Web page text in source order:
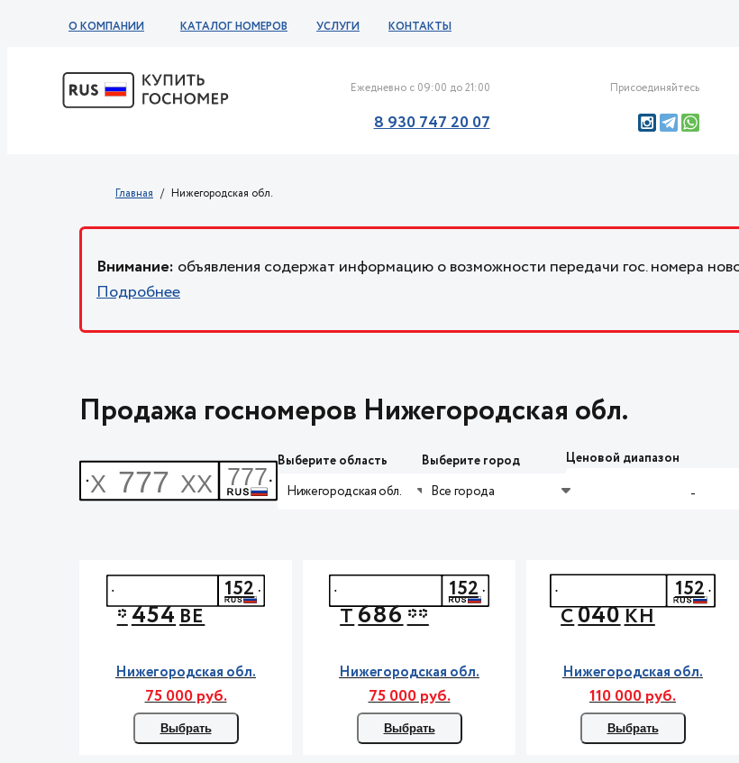
О КОМПАНИИ КАТАЛОГ НОМЕРОВ УСЛУГИ КОНТАКТЫ
Ежедневно с 09:00 до 21:00
8 930 747 20 07
Присоединяйтесь
Главная Нижегородская обл.
Внимание: объявления содержат информацию о возможности передачи гос. номера
Подробнее
Продажа госномеров Нижегородская обл.
Выберите область
Нижегородская обл.
Выберите город
Все города
Ценовой диапазон
-
*454ВЕ
152
Нижегородская обл.
75 000 руб.
Выбрать
Т686**
152
Нижегородская обл.
75 000 руб.
Выбрать
С040КН
152
Нижегородская обл.
110 000 руб.
Выбрать